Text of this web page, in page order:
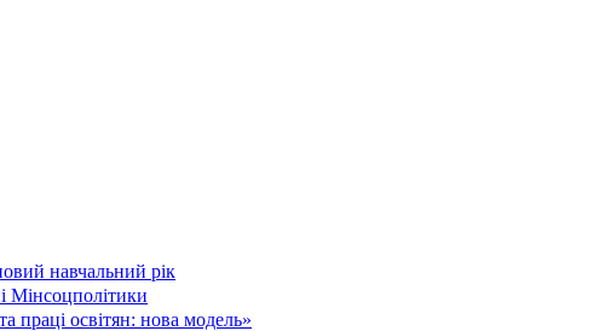
навчальний рік
Мінсоцполітики
праці освітян: нова модель»